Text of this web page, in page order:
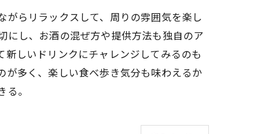
がらリラックスして、周りの雰囲気を楽し
にし、お酒の混ぜ方や提供方法も独自のア
しいドリンクにチャレンジしてみるのも
が多く、楽しい食べ歩き気分も味わえるか
。